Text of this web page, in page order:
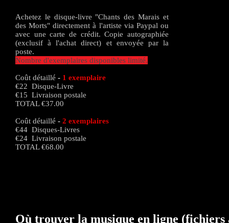
Où trouver la musique en ligne (fichiers
Achetez le disque-livre "Chants des Marais et
des Morts" directement à l'artiste via Paypal ou
avec une carte de crédit. Copie autographiée
(exclusif à l'achat direct) et envoyée par la
poste.
Nombre d'exemplaires disponibles limité.
Coût détaillé - 1 exemplaire
€22 Disque-Livre
€15 Livraison postale
TOTAL €37.00
Coût détaillé - 2 exemplaires
€44 Disques-Livres
€24 Livraison postale
TOTAL €68.00